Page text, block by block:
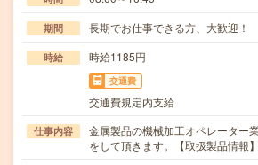
期間 長期でお仕事できる方、大歓迎！
時給 時給1185円
交通費
交通費規定内支給
仕事内容
金属製品の機械加工オペレーター
をして頂きます。【取扱製品情